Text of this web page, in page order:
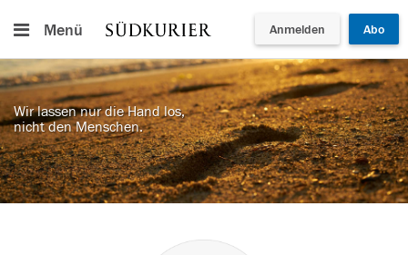
Menü Anmelden Abo
Wir lassen nur die Hand los,
nicht den Menschen.